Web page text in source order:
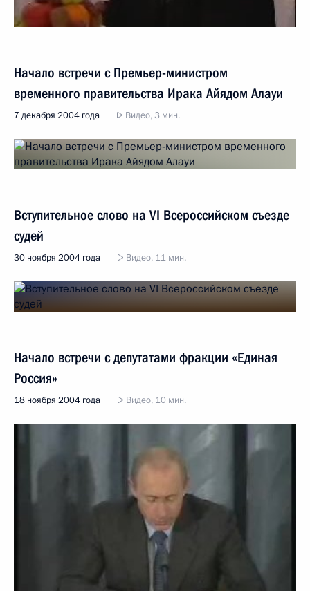
Начало встречи с Премьер-министром
временного правительства Ирака Айядом Алауи
7 декабря 2004 года Видео, 3 мин.
Вступительное слово на VI Всероссийском съезде
судей
30 ноября 2004 года Видео, 11 мин.
Начало встречи с депутатами фракции «Единая
Россия»
18 ноября 2004 года Видео, 10 мин.